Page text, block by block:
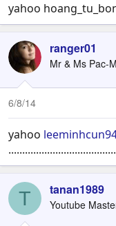
yahoo
ranger01
Mr & Ms Pac-
6/8/14
yahoo
T tanan1989
Youtube